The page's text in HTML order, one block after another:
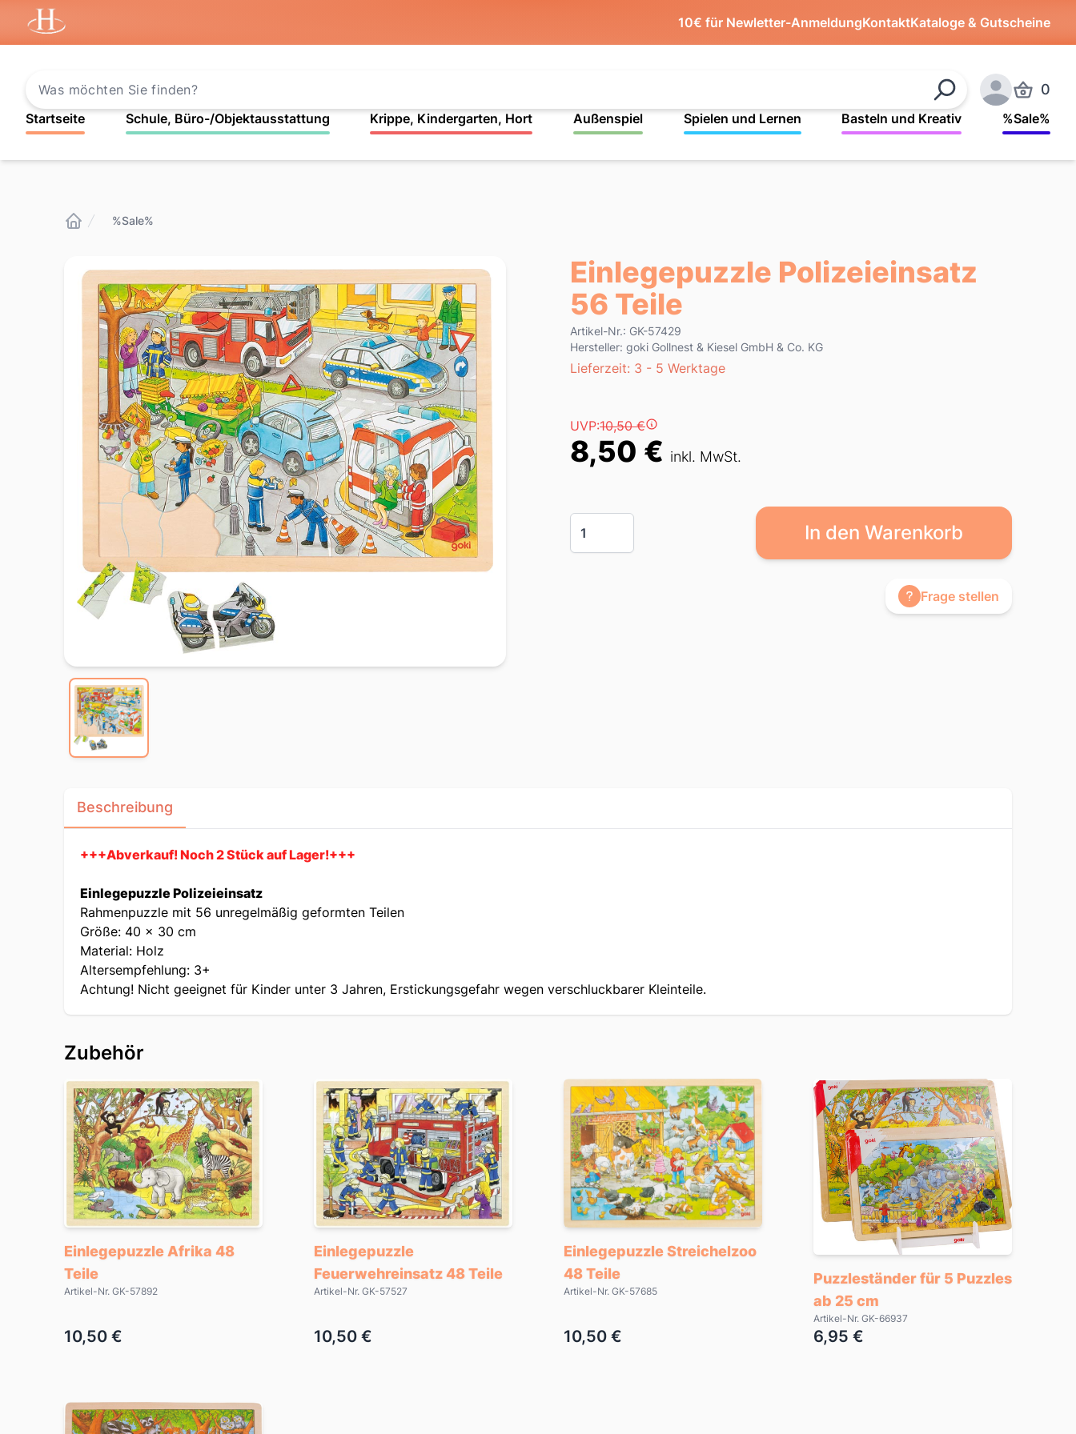
Startseite 10€ für Newletter-AnmeldungKontaktKataloge & Gutscheine
Suchen
Anmelden
Produkte
0
Startseite Schule, Büro-/Objektausstattung Krippe, Kindergarten, Hort Außenspiel Spielen und Lernen Basteln und Kreativ %Sale%
%Sale%
Einlegepuzzle Polizeieinsatz
56 Teile
Product information
Artikel-Nr.: GK-57429
Hersteller: goki Gollnest & Kiesel GmbH & Co. KG
Lieferzeit
Lieferzeit: 3 - 5 Werktage
Preis
UVP:10,50 €
8,50 € inkl. MwSt.
Menge
In den Warenkorb
Frage stellen
Beschreibung
+++Abverkauf! Noch 2 Stück auf Lager!+++
Einlegepuzzle Polizeieinsatz
Rahmenpuzzle mit 56 unregelmäßig geformten Teilen
Größe: 40 x 30 cm
Material: Holz
Altersempfehlung: 3+
Achtung! Nicht geeignet für Kinder unter 3 Jahren, Erstickungsgefahr wegen verschluckbarer Kleinteile.
Zubehör
Einlegepuzzle Afrika 48
Teile
Artikel-Nr. GK-57892
10,50 €
Einlegepuzzle
Feuerwehreinsatz 48 Teile
Artikel-Nr. GK-57527
10,50 €
Einlegepuzzle Streichelzoo
48 Teile
Artikel-Nr. GK-57685
10,50 €
Puzzleständer für 5 Puzzles
ab 25 cm
Artikel-Nr. GK-66937
6,95 €